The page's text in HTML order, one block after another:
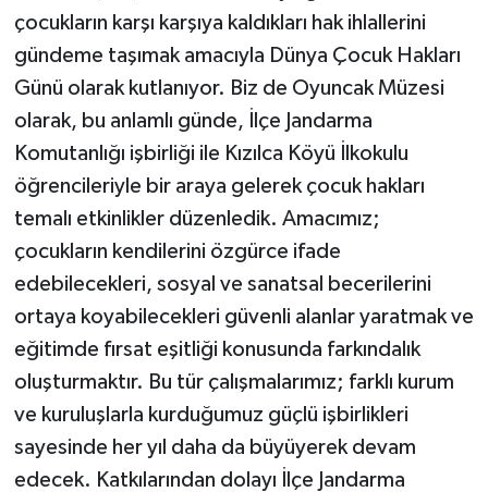
çocukların karşı karşıya kaldıkları hak ihlallerini
gündeme taşımak amacıyla Dünya Çocuk Hakları
Günü olarak kutlanıyor. Biz de Oyuncak Müzesi
olarak, bu anlamlı günde, İlçe Jandarma
Komutanlığı işbirliği ile Kızılca Köyü İlkokulu
öğrencileriyle bir araya gelerek çocuk hakları
temalı etkinlikler düzenledik. Amacımız;
çocukların kendilerini özgürce ifade
edebilecekleri, sosyal ve sanatsal becerilerini
ortaya koyabilecekleri güvenli alanlar yaratmak ve
eğitimde fırsat eşitliği konusunda farkındalık
oluşturmaktır. Bu tür çalışmalarımız; farklı kurum
ve kuruluşlarla kurduğumuz güçlü işbirlikleri
sayesinde her yıl daha da büyüyerek devam
edecek. Katkılarından dolayı İlçe Jandarma